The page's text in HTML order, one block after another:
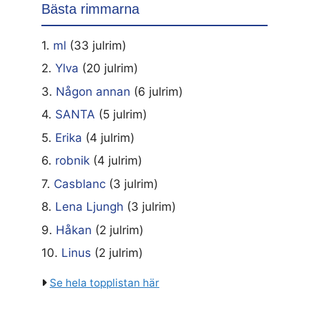
Bästa rimmarna
1. ml (33 julrim)
2. Ylva (20 julrim)
3. Någon annan (6 julrim)
4. SANTA (5 julrim)
5. Erika (4 julrim)
6. robnik (4 julrim)
7. Casblanc (3 julrim)
8. Lena Ljungh (3 julrim)
9. Håkan (2 julrim)
10. Linus (2 julrim)
Se hela topplistan här